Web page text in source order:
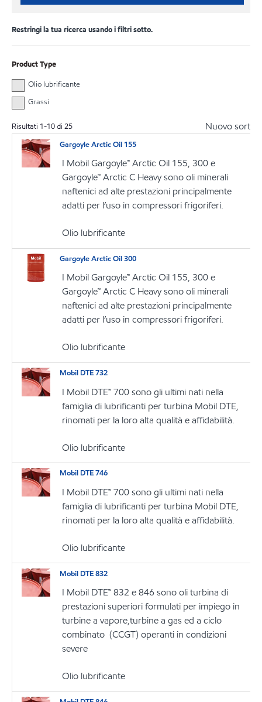
Restringi la tua ricerca usando i filtri sotto.
Product Type
Olio lubrificante
Grassi
Risultati 1-10di 25 Nuovo sort
Gargoyle Arctic Oil 155
I Mobil Gargoyle™ Arctic Oil 155, 300 e
Gargoyle™ Arctic C Heavy sono oli minerali
naftenici ad alte prestazioni principalmente
adatti per l’uso in compressori frigoriferi.
Olio lubrificante
Gargoyle Arctic Oil 300
I Mobil Gargoyle™ Arctic Oil 155, 300 e
Gargoyle™ Arctic C Heavy sono oli minerali
naftenici ad alte prestazioni principalmente
adatti per l’uso in compressori frigoriferi.
Olio lubrificante
Mobil DTE 732
I Mobil DTE™ 700 sono gli ultimi nati nella
famiglia di lubrificanti per turbina Mobil DTE,
rinomati per la loro alta qualità e affidabilità.
Olio lubrificante
Mobil DTE 746
I Mobil DTE™ 700 sono gli ultimi nati nella
famiglia di lubrificanti per turbina Mobil DTE,
rinomati per la loro alta qualità e affidabilità.
Olio lubrificante
Mobil DTE 832
I Mobil DTE™ 832 e 846 sono oli turbina di
prestazioni superiori formulati per impiego in
turbine a vapore,turbine a gas ed a ciclo
combinato (CCGT) operanti in condizioni
severe
Olio lubrificante